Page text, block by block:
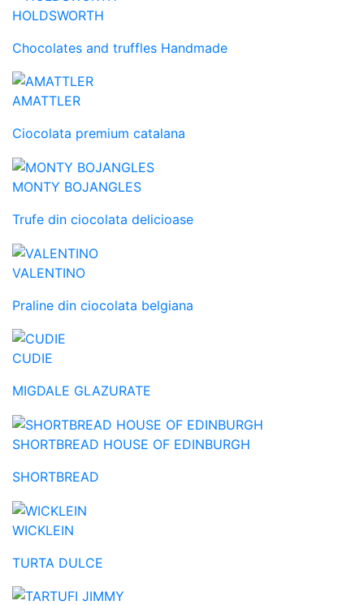
HOLDSWORTH
Chocolates and truffles Handmade
AMATTLER
Ciocolata premium catalana
MONTY BOJANGLES
Trufe din ciocolata delicioase
VALENTINO
Praline din ciocolata belgiana
CUDIE
MIGDALE GLAZURATE
SHORTBREAD HOUSE OF EDINBURGH
SHORTBREAD
WICKLEIN
TURTA DULCE